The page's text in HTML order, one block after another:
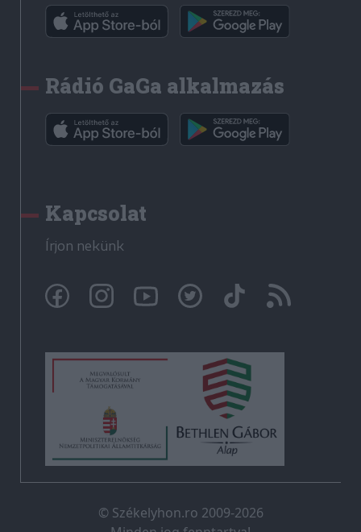
Rádió GaGa alkalmazás
Kapcsolat
Írjon nekünk
© Székelyhon.ro 2009-2026